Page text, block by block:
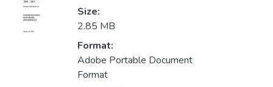
Size:
2.85 MB
Format:
Adobe Portable Document
Format